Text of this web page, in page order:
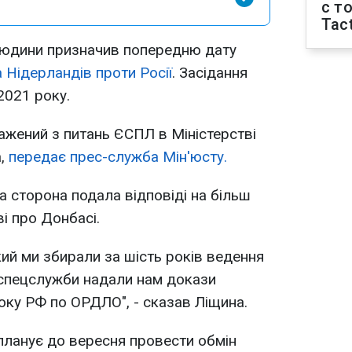
призначив попередню дату
Нідерландів проти Росії. Засідання
року.
з питань ЄСПЛ в Міністерстві
передає прес-служба Мін'юсту.
сторона подала відповіді на більш
про Донбасі.
ми збирали за шість років ведення
надали нам докази
РФ по ОРДЛО", - сказав Ліщина.
до вересня провести обмін
с